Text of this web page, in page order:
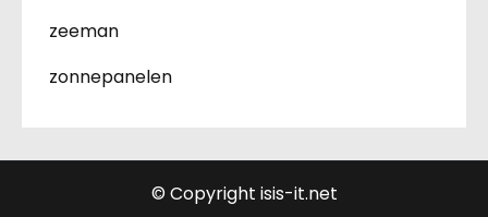
zeeman
zonnepanelen
© Copyright isis-it.net